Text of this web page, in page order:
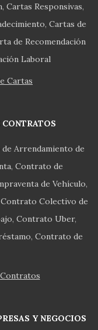
Cartas Responsivas
Cartas de
de Recomendación
Laboral
Cartas
Arrendamiento de
Contrato de
de Vehículo
Contrato Colectivo de
Contrato Uber
Contrato de
Y NEGOCIOS